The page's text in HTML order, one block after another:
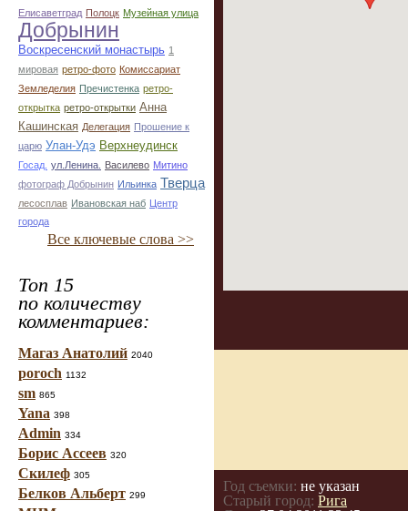
Елисаветград Полоцк Музейная улица
Добрынин
Воскресенский монастырь 1
мировая ретро-фото Комиссариат
Земледелия Пречистенка ретро-
открытка ретро-открытки Анна
Кашинская Делегация Прошение к
царю Улан-Удэ Верхнеудинск
Госад. ул.Ленина. Василево Митино
фотограф Добрынин Ильинка Тверца
лесосплав Ивановская наб Центр
города
Все ключевые слова >>
Топ 15
по количеству
комментариев:
Магаз Анатолий 2040
poroch 1132
sm 865
Yana 398
Admin 334
Борис Ассеев 320
Скилеф 305
Белков Альберт 299
Год съемки: не указан
Старый город: Рига